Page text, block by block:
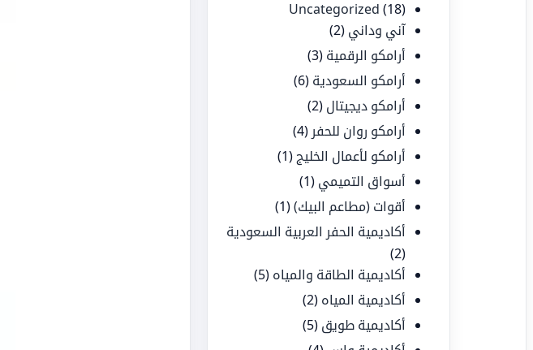
Uncategorized (18)
آني وداني (2)
أرامكو الرقمية (3)
أرامكو السعودية (6)
أرامكو ديجيتال (2)
أرامكو روان للحفر (4)
أرامكو لأعمال الخليج (1)
أسواق التميمي (1)
أقوات (مطاعم البيك)(1)
أكاديمية الحفر العربية السعودية
(2)
أكاديمية الطاقة والمياه (5)
أكاديمية المياه (2)
أكاديمية طويق (5)